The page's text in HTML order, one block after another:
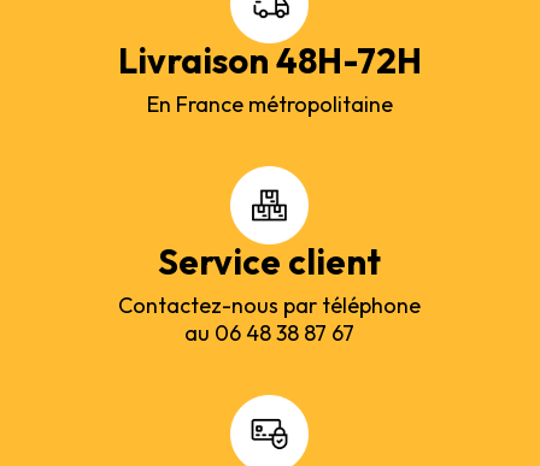
Livraison 48H-72H
En France métropolitaine
Service client
Contactez-nous par téléphone
au 06 48 38 87 67